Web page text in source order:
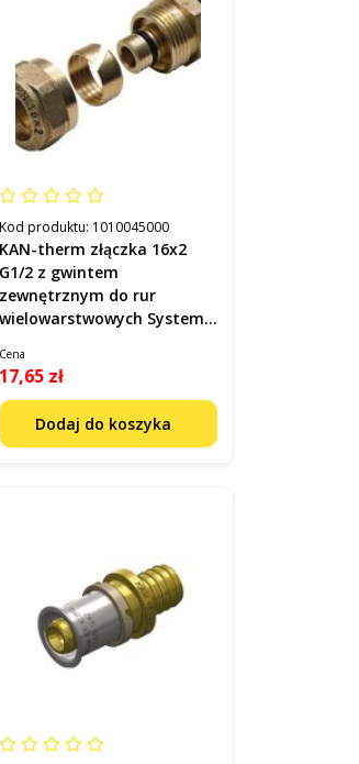
Kod produktu: 1010045000
KAN-therm złączka 16x2
G1/2 z gwintem
zewnętrznym do rur
wielowarstwowych Systemu
Cena
17,65 zł
Dodaj do koszyka